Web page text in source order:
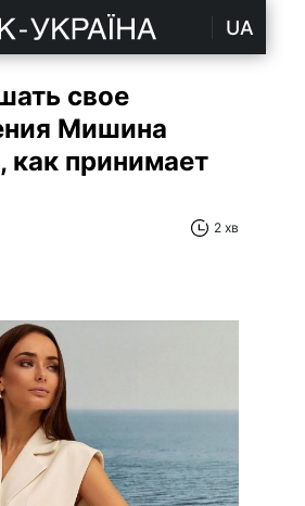
UA
свое
Мишина
как принимает
2 хв